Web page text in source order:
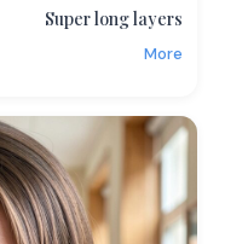
Super long layers
More